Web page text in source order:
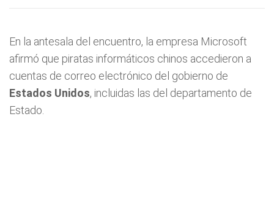
En la antesala del encuentro, la empresa Microsoft
afirmó que piratas informáticos chinos accedieron a
cuentas de correo electrónico del gobierno de
Estados Unidos, incluidas las del departamento de
Estado.